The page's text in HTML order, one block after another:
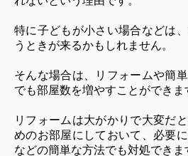
特に子どもが小さい場合などは
うときが来るかもしれません。
そんな場合は、リフォームや簡
でも部屋数を増やすことができま
リフォームは大がかりで大変だ
めのお部屋にしておいて、必要
などの簡単な方法でも対処できま